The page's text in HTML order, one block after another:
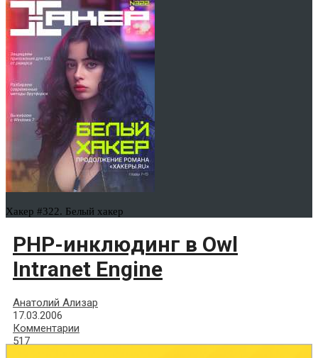
Хакер #322. Белый хакер
PHP-инклюдинг в Owl
Intranet Engine
Анатолий Ализар
17.03.2006
Комментарии
517